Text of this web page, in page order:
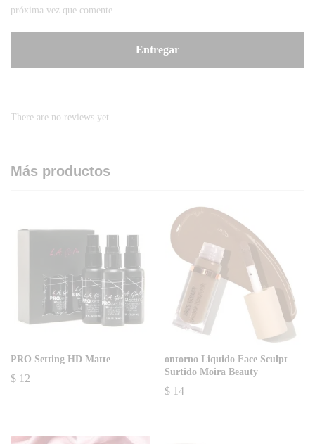
próxima vez que comente.
There are no reviews yet.
Más productos
PRO Setting HD Matte
$ 12
ontorno Liquido Face Sculpt
Surtido Moira Beauty
$ 14